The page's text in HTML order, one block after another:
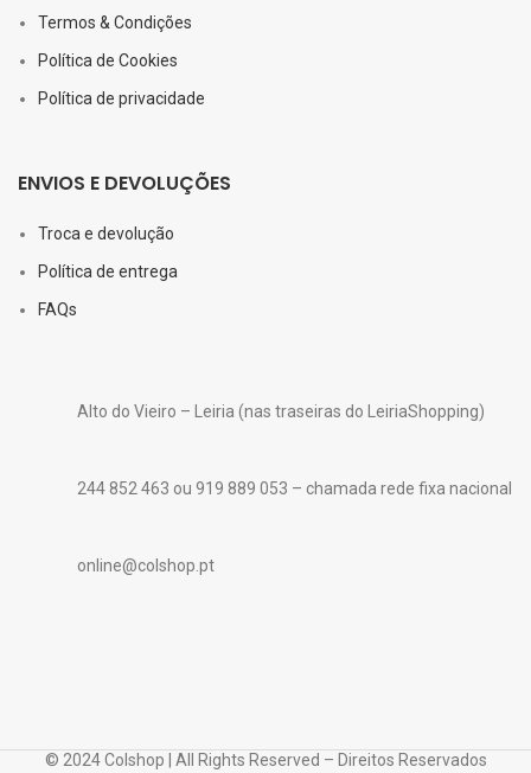
Termos & Condições
Política de Cookies
Política de privacidade
ENVIOS E DEVOLUÇÕES
Troca e devolução
Política de entrega
FAQs
Alto do Vieiro – Leiria (nas traseiras do LeiriaShopping)
244 852 463 ou 919 889 053 – chamada rede fixa nacional
online@colshop.pt
© 2024 Colshop | All Rights Reserved – Direitos Reservados